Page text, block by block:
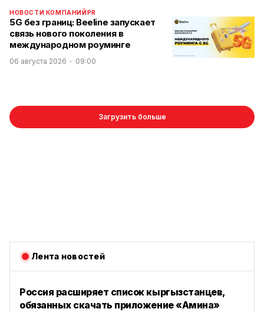
НОВОСТИ КОМПАНИЙPR
5G без границ: Beeline запускает
связь нового поколения в
международном роуминге
06 августа 2026 09:00
Загрузить больше
Лента новостей
Россия расширяет список кыргызстанцев,
обязанных скачать приложение «Амина»